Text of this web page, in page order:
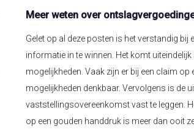
Meer weten over
Gelet op al deze posten is het verstandig
informatie in te winnen. Het komt
mogelijkheden. Vaak zijn er bij een claim
mogelijkheden denkbaar. Vervolgens is de
vaststellingsovereenkomst vast te leggen.
op een gouden handdruk is meer dan ooit